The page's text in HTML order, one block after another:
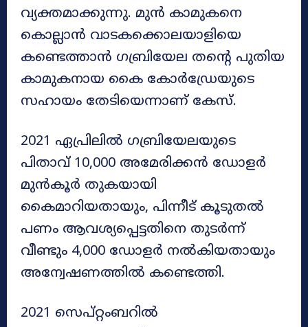
വ്യക്തമാക്കുന്നു. മുൻ കാമുകനെ
കൊല്ലാൻ വാടകക്കൊലയാളിയെ
കണ്ടെത്താൻ ഗബ്രിയേല തന്റെ പുതിയ
കാമുകനായ കൈ കോർഡ്രേയുടെ
സഹായം തേടിയെന്നാണ് കേസ്.
2021 ഏപ്രിലിൽ ഗബ്രിയേലയുടെ
പിതാവ് 10,000 അമേരിക്കൻ ഡോളർ
മുൻകൂർ തുകയായി
കൈമാറിയതായും, പിന്നീട് കൂടുതൽ
പണം ആവശ്യപ്പെട്ടതിനെ തുടർന്ന്
വീണ്ടും 4,000 ഡോളർ നൽകിയതായും
അന്വേഷണത്തിൽ കണ്ടെത്തി.
2021 സെപ്റ്റംബറിൽ